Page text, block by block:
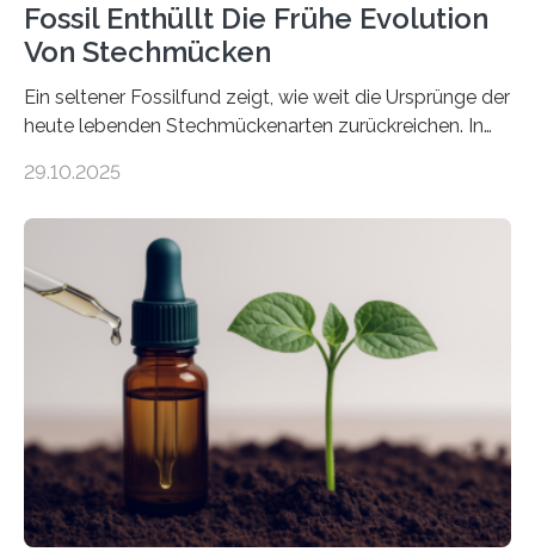
Fossil Enthüllt Die Frühe Evolution
Von Stechmücken
Ein seltener Fossilfund zeigt, wie weit die Ursprünge der
heute lebenden Stechmückenarten zurückreichen. In
Forschende die bisher älteste bekannte Stechmücken-
Region Kachin in Myanmar und hat sich in
ausgezeichnetem Zustand erhalten. Es konnte als neue
Art einer neuen Gattung beschrieben werden und trägt
nun den Namen Cretosabethes primaevus. Dieser erste
fossile Nachweis einer Stechmückenlarve in Bernstein
stellt gleichzeitig den ersten Fossilfund einer
Mückenlarve aus dem Mesozoikum dar, denn…
29.10.2025